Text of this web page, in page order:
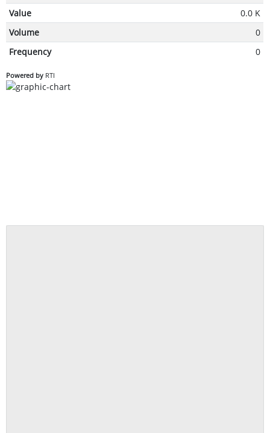
Value
0.0 K
Volume
0
Frequency
0
Powered by RTI